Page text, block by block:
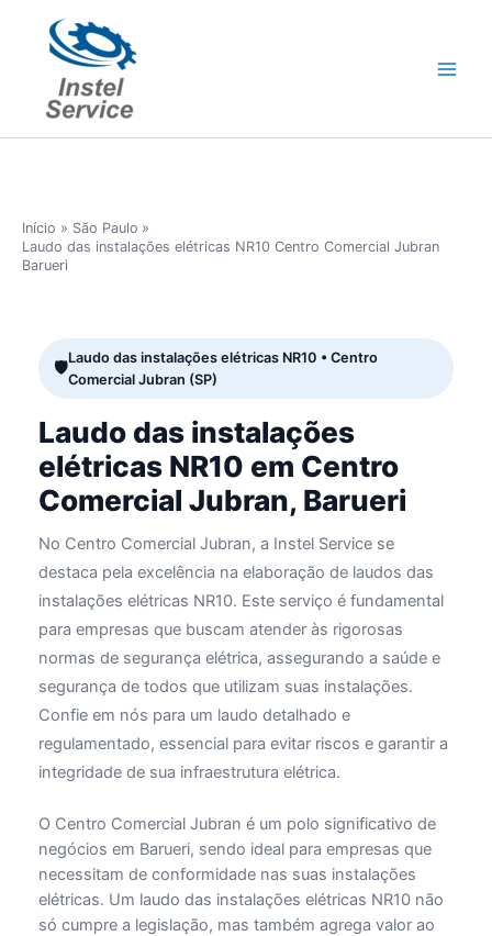
conteúdo
Início
São Paulo
Laudo das instalações elétricas NR10 Centro Comercial Jubran
Barueri
Laudo das instalações elétricas NR10 • Centro
Comercial Jubran (SP)
Laudo das instalações
elétricas NR10 em Centro
Comercial Jubran, Barueri
No Centro Comercial Jubran, a Instel Service se
destaca pela excelência na elaboração de laudos das
instalações elétricas NR10. Este serviço é fundamental
para empresas que buscam atender às rigorosas
normas de segurança elétrica, assegurando a saúde e
segurança de todos que utilizam suas instalações.
Confie em nós para um laudo detalhado e
regulamentado, essencial para evitar riscos e garantir a
integridade de sua infraestrutura elétrica.
O Centro Comercial Jubran é um polo significativo de
negócios em Barueri, sendo ideal para empresas que
necessitam de conformidade nas suas instalações
elétricas. Um laudo das instalações elétricas NR10 não
só cumpre a legislação, mas também agrega valor ao